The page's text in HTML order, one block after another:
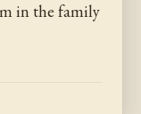
in the family